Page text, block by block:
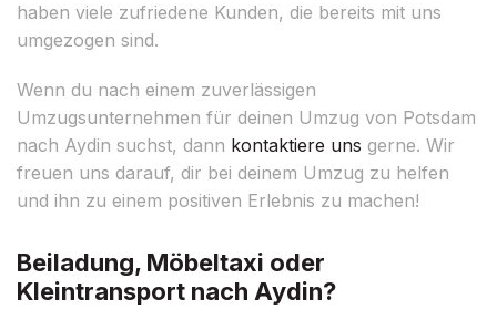
haben viele zufriedene Kunden, die bereits mit uns
umgezogen sind.
Wenn du nach einem zuverlässigen
Umzugsunternehmen für deinen Umzug von Potsdam
nach Aydin suchst, dann kontaktiere uns gerne. Wir
freuen uns darauf, dir bei deinem Umzug zu helfen
und ihn zu einem positiven Erlebnis zu machen!
Beiladung, Möbeltaxi oder
Kleintransport nach Aydin?